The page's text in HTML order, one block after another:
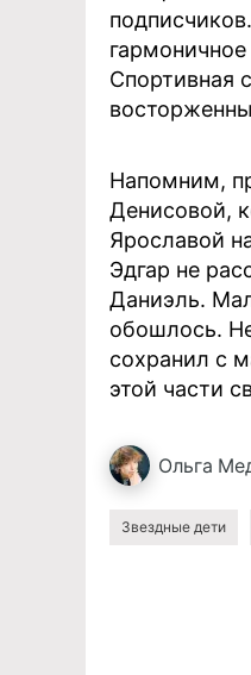
Спортивная
Напомним,
Денисовой,
Ярославой
Эдгар не
Даниэль.
обошлось.
сохранил с
этой части
Ольга
Звездные дети